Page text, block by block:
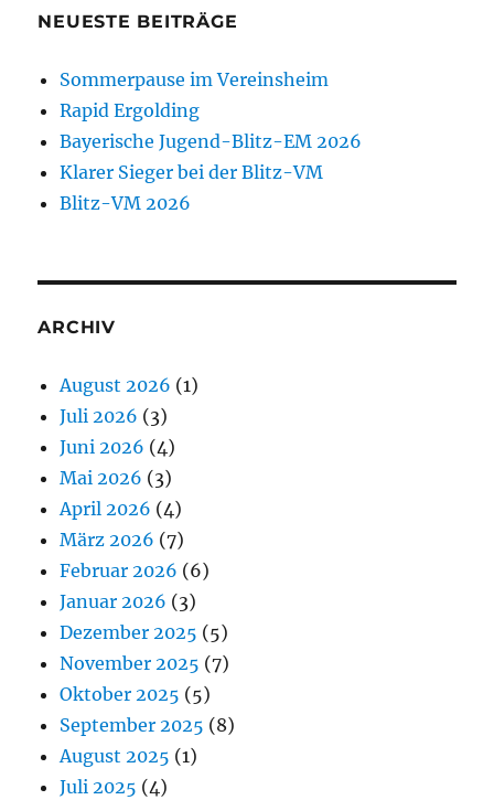
NEUESTE BEITRÄGE
Sommerpause im Vereinsheim
Rapid Ergolding
Bayerische Jugend-Blitz-EM 2026
Klarer Sieger bei der Blitz-VM
Blitz-VM 2026
ARCHIV
August 2026 (1)
Juli 2026 (3)
Juni 2026 (4)
Mai 2026 (3)
April 2026 (4)
März 2026 (7)
Februar 2026 (6)
Januar 2026 (3)
Dezember 2025 (5)
November 2025 (7)
Oktober 2025 (5)
September 2025 (8)
August 2025 (1)
Juli 2025 (4)